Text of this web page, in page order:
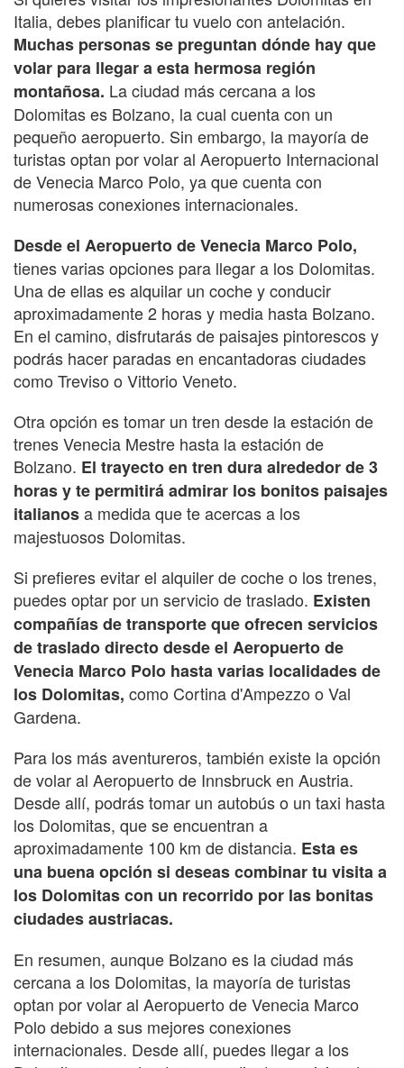
Italia, debes planificar tu vuelo con antelación.
Muchas personas se preguntan dónde hay que
volar para llegar a esta hermosa región
montañosa. La ciudad más cercana a los
Dolomitas es Bolzano, la cual cuenta con un
pequeño aeropuerto. Sin embargo, la mayoría de
turistas optan por volar al Aeropuerto Internacional
de Venecia Marco Polo, ya que cuenta con
numerosas conexiones internacionales.
Desde el Aeropuerto de Venecia Marco Polo,
tienes varias opciones para llegar a los Dolomitas.
Una de ellas es alquilar un coche y conducir
aproximadamente 2 horas y media hasta Bolzano.
En el camino, disfrutarás de paisajes pintorescos y
podrás hacer paradas en encantadoras ciudades
como Treviso o Vittorio Veneto.
Otra opción es tomar un tren desde la estación de
trenes Venecia Mestre hasta la estación de
Bolzano. El trayecto en tren dura alrededor de 3
horas y te permitirá admirar los bonitos paisajes
italianosa medida que te acercas a los
majestuosos Dolomitas.
Si prefieres evitar el alquiler de coche o los trenes,
puedes optar por un servicio de traslado. Existen
compañías de transporte que ofrecen servicios
de traslado directo desde el Aeropuerto de
Venecia Marco Polo hasta varias localidades de
los Dolomitas, como Cortina d'Ampezzo o Val
Gardena.
Para los más aventureros, también existe la opción
de volar al Aeropuerto de Innsbruck en Austria.
Desde allí, podrás tomar un autobús o un taxi hasta
los Dolomitas, que se encuentran a
aproximadamente 100 km de distancia. Esta es
una buena opción si deseas combinar tu visita a
los Dolomitas con un recorrido por las bonitas
ciudades austriacas.
En resumen, aunque Bolzano es la ciudad más
cercana a los Dolomitas, la mayoría de turistas
optan por volar al Aeropuerto de Venecia Marco
Polo debido a sus mejores conexiones
internacionales. Desde allí, puedes llegar a los